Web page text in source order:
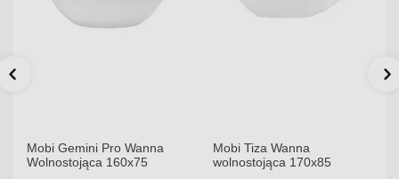
Mobi Gemini Pro Wanna
Wolnostojąca 160x75
Mobi Tiza Wanna
wolnostojąca 170x85